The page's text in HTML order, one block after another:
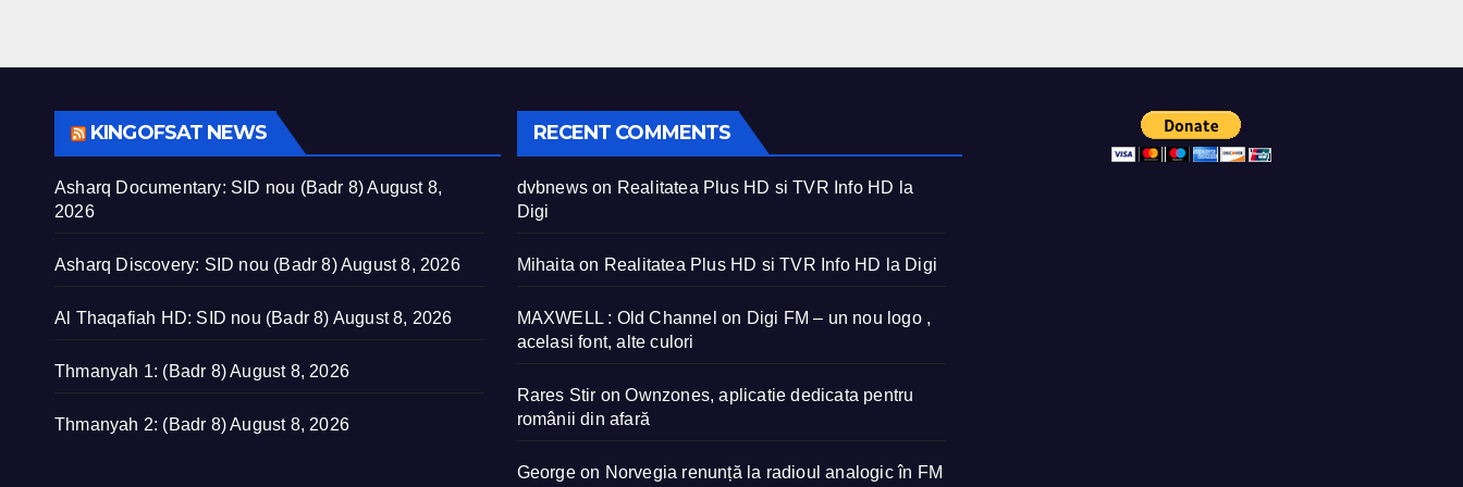
KINGOFSAT NEWS
Asharq Documentary: SID nou (Badr 8) August 8,
2026
Asharq Discovery: SID nou (Badr 8)August 8, 2026
Al Thaqafiah HD: SID nou (Badr 8) August 8, 2026
Thmanyah 1: (Badr 8)August 8, 2026
Thmanyah 2: (Badr 8)August 8, 2026
RECENT COMMENTS
dvbnews on Realitatea Plus HD si TVR Info HD la
Digi
Mihaita on Realitatea Plus HD si TVR Info HD la Digi
MAXWELL : Old Channel on Digi FM – un nou logo ,
acelasi font, alte culori
Rares Stir onOwnzones, aplicatie dedicata pentru
românii din afară
Georgeon Norvegia renunță la radioul analogic în FM